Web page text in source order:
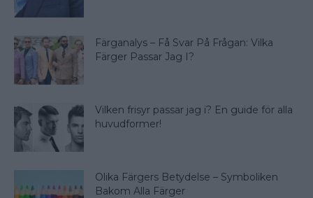
Färganalys – Få Svar På Frågan: Vilka
Färger Passar Jag I?
Vilken frisyr passar jag i? En guide för alla
huvudformer!
Olika Färgers Betydelse – Symboliken
Bakom Alla Färger